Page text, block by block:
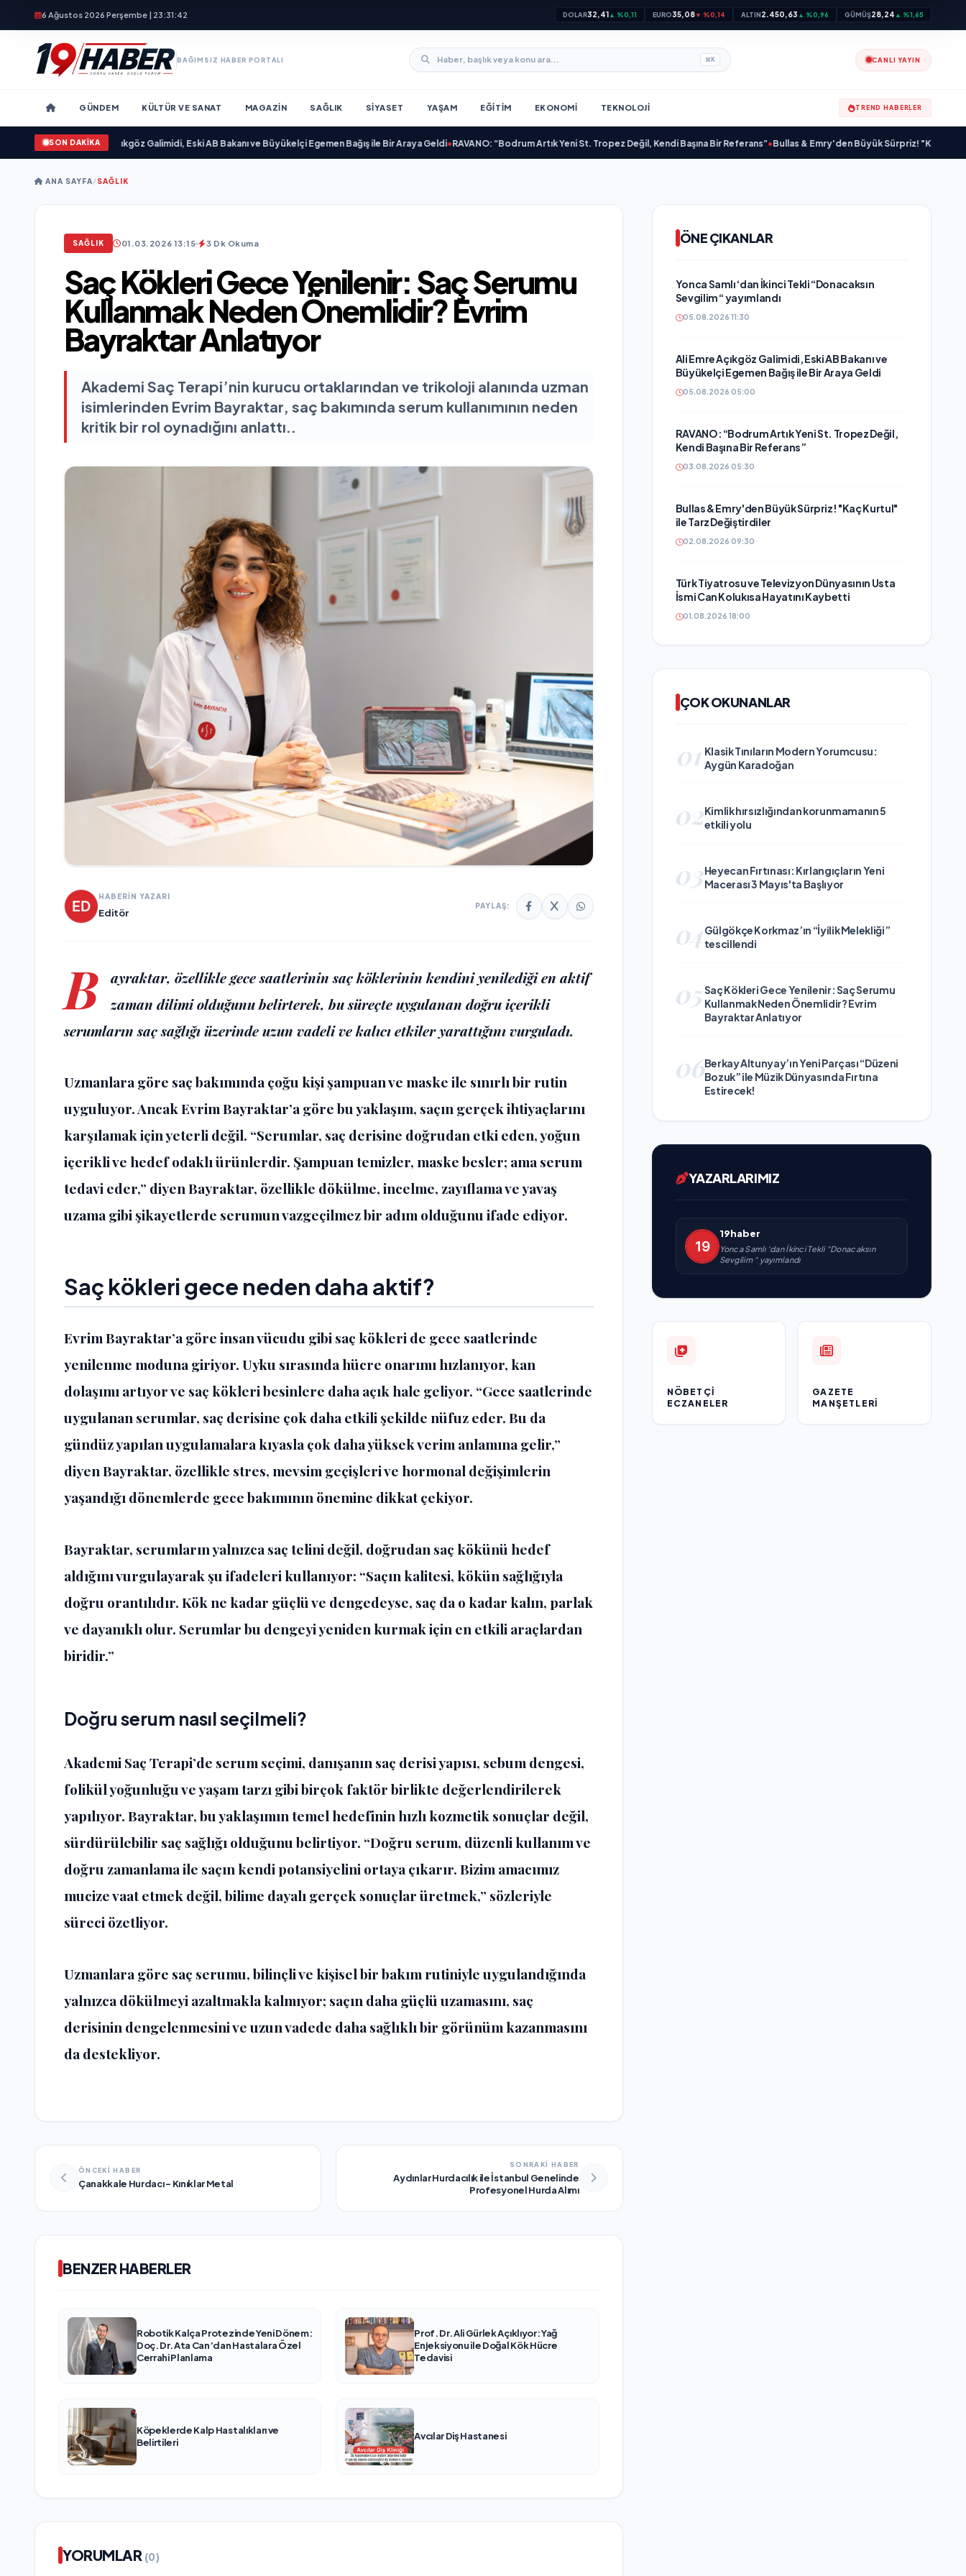
6 Ağustos 2026 Perşembe | 23:31:44 DOLAR32,41▲ %0,11 EURO35,08▼ %0,14 ALTIN2.450,63 ▲ %0,96 GÜMÜŞ28,24 ▲ %1,65
BAĞIMSIZ HABER PORTALI ⌘K CANLI YAYIN
GÜNDEM KÜLTÜR VE SANAT MAGAZIN SAĞLIK SIYASET YAŞAM EĞITIM EKONOMI TEKNOLOJI TREND HABERLER
SON DAKİKA
Ali Emre Açıkgöz Galimidi, Eski AB Bakanı ve Büyükelçi Egemen Bağış ile Bir Araya Geldi•RAVANO: “Bodrum Artık Yeni St. Tropez Değil, Kendi Başına Bir Referans”•Bullas & Emry'den Büyük Sürpriz! "Kaç Kurtul" ile
ANA SAYFA/SAĞLIK
SAĞLIK 01.03.2026 13:15 3 Dk Okuma
Saç Kökleri Gece Yenilenir: Saç Serumu
Kullanmak Neden Önemlidir? Evrim
Bayraktar Anlatıyor
Akademi Saç Terapi’nin kurucu ortaklarından ve trikoloji alanında uzman
isimlerinden Evrim Bayraktar, saç bakımında serum kullanımının neden
kritik bir rol oynadığını anlattı..
HABERİN YAZARI
Editör
PAYLAŞ:
B
ayraktar, özellikle gece saatlerinin saç köklerinin kendini yenilediği en aktif
zaman dilimi olduğunu belirterek, bu süreçte uygulanan doğru içerikli
serumların saç sağlığı üzerinde uzun vadeli ve kalıcı etkiler yarattığını vurguladı.
Uzmanlara göre saç bakımında çoğu kişi şampuan ve maske ile sınırlı bir rutin
uyguluyor. Ancak Evrim Bayraktar’a göre bu yaklaşım, saçın gerçek ihtiyaçlarını
karşılamak için yeterli değil. “Serumlar, saç derisine doğrudan etki eden, yoğun
içerikli ve hedef odaklı ürünlerdir. Şampuan temizler, maske besler; ama serum
tedavi eder,” diyen Bayraktar, özellikle dökülme, incelme, zayıflama ve yavaş
uzama gibi şikayetlerde serumun vazgeçilmez bir adım olduğunu ifade ediyor.
Saç kökleri gece neden daha aktif?
Evrim Bayraktar’a göre insan vücudu gibi saç kökleri de gece saatlerinde
yenilenme moduna giriyor. Uyku sırasında hücre onarımı hızlanıyor, kan
dolaşımı artıyor ve saç kökleri besinlere daha açık hale geliyor. “Gece saatlerinde
uygulanan serumlar, saç derisine çok daha etkili şekilde nüfuz eder. Bu da
gündüz yapılan uygulamalara kıyasla çok daha yüksek verim anlamına gelir,”
diyen Bayraktar, özellikle stres, mevsim geçişleri ve hormonal değişimlerin
yaşandığı dönemlerde gece bakımının önemine dikkat çekiyor.
Bayraktar, serumların yalnızca saç telini değil, doğrudan saç kökünü hedef
aldığını vurgulayarak şu ifadeleri kullanıyor: “Saçın kalitesi, kökün sağlığıyla
doğru orantılıdır. Kök ne kadar güçlü ve dengedeyse, saç da o kadar kalın, parlak
ve dayanıklı olur. Serumlar bu dengeyi yeniden kurmak için en etkili araçlardan
biridir.”
Doğru serum nasıl seçilmeli?
Akademi Saç Terapi’de serum seçimi, danışanın saç derisi yapısı, sebum dengesi,
folikül yoğunluğu ve yaşam tarzı gibi birçok faktör birlikte değerlendirilerek
yapılıyor. Bayraktar, bu yaklaşımın temel hedefinin hızlı kozmetik sonuçlar değil,
sürdürülebilir saç sağlığı olduğunu belirtiyor. “Doğru serum, düzenli kullanım ve
doğru zamanlama ile saçın kendi potansiyelini ortaya çıkarır. Bizim amacımız
mucize vaat etmek değil, bilime dayalı gerçek sonuçlar üretmek,” sözleriyle
süreci özetliyor.
Uzmanlara göre saç serumu, bilinçli ve kişisel bir bakım rutiniyle uygulandığında
yalnızca dökülmeyi azaltmakla kalmıyor; saçın daha güçlü uzamasını, saç
derisinin dengelenmesini ve uzun vadede daha sağlıklı bir görünüm kazanmasını
da destekliyor.
ÖNCEKİ HABER
Çanakkale Hurdacı – Kınıklar Metal
SONRAKİ HABER
Aydınlar Hurdacılık ile İstanbul Genelinde
Profesyonel Hurda Alımı
BENZER HABERLER
Robotik Kalça Protezinde Yeni Dönem:
Doç. Dr. Ata Can’dan Hastalara Özel
Cerrahi Planlama
Prof. Dr. Ali Gürlek Açıklıyor: Yağ
Enjeksiyonu ile Doğal Kök Hücre
Tedavisi
Köpeklerde Kalp Hastalıkları ve
Belirtileri
Avcılar Diş Hastanesi
YORUMLAR (0)
ÖNE ÇIKANLAR
Yonca Samlı ‘dan İkinci Tekli “Donacaksın
Sevgilim “ yayımlandı
05.08.2026 11:30
Ali Emre Açıkgöz Galimidi, Eski AB Bakanı ve
Büyükelçi Egemen Bağış ile Bir Araya Geldi
05.08.2026 05:00
RAVANO: “Bodrum Artık Yeni St. Tropez Değil,
Kendi Başına Bir Referans”
03.08.2026 05:30
Bullas & Emry'den Büyük Sürpriz! "Kaç Kurtul"
ile Tarz Değiştirdiler
02.08.2026 09:30
Türk Tiyatrosu ve Televizyon Dünyasının Usta
İsmi Can Kolukısa Hayatını Kaybetti
01.08.2026 18:00
ÇOK OKUNANLAR
01 Klasik Tınıların Modern Yorumcusu:
Aygün Karadoğan
02Kimlik hırsızlığından korunmamanın 5
etkili yolu
03Heyecan Fırtınası: Kırlangıçların Yeni
Macerası 3 Mayıs'ta Başlıyor
04Gülgökçe Korkmaz’ın “İyilik Melekliği”
tescillendi
05Saç Kökleri Gece Yenilenir: Saç Serumu
Kullanmak Neden Önemlidir? Evrim
Bayraktar Anlatıyor
06Berkay Altunyay’ın Yeni Parçası “Düzeni
Bozuk” ile Müzik Dünyasında Fırtına
Estirecek!
YAZARLARIMIZ
19haber
Yonca Samlı ‘dan İkinci Tekli “Donacaksın
Sevgilim “ yayımlandı
NÖBETÇI
ECZANELER
GAZETE
MANŞETLERI